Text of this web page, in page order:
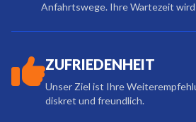
Anfahrtswege. Ihre Wartezeit
ZUFRIEDENHEIT
Unser Ziel ist Ihre
diskret und freundlich.